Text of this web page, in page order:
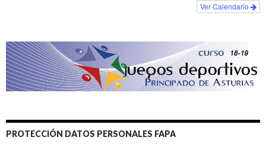
Ver Calendario
PROTECCIÓN DATOS PERSONALES FAPA